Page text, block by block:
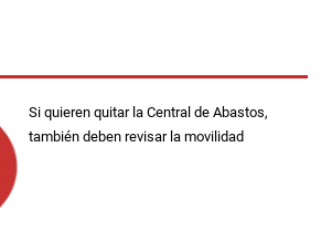
Si quieren quitar la Central de Abastos,
también deben revisar la movilidad